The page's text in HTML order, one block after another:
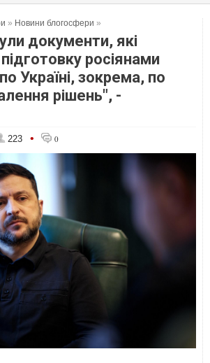
» Новини блогосфери »
документи, які
росіянами
Україні, зокрема, по
рішень", -
223 • 0